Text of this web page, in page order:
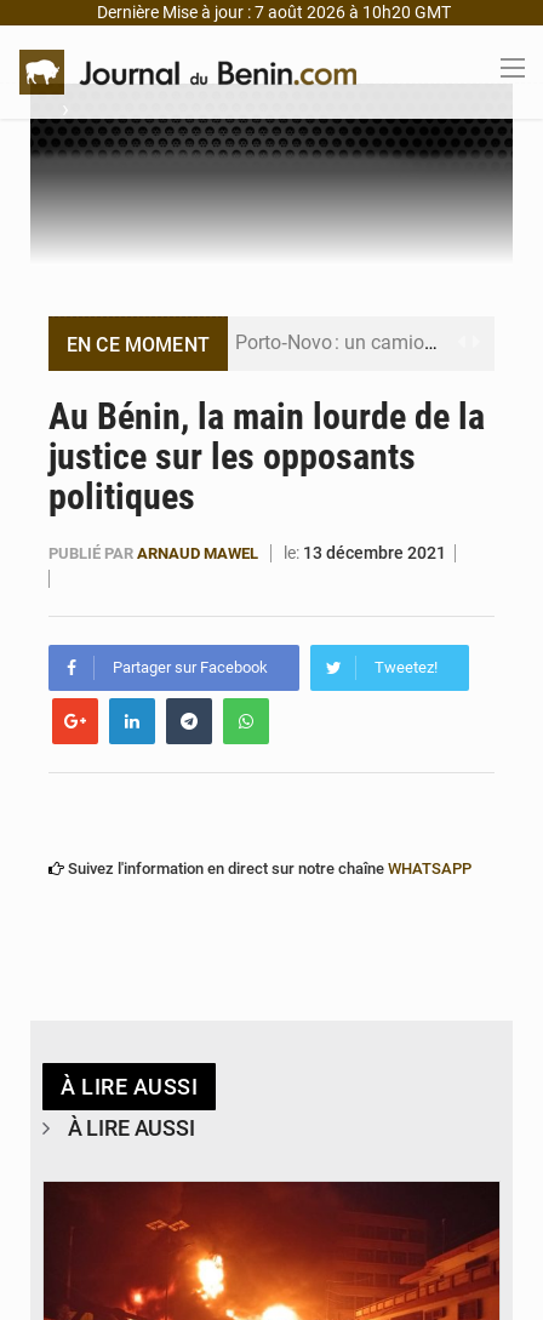
Dernière Mise à jour : 7 août 2026 à 10h20 GMT
›
EN CE MOMENT Porto‑Novo : un camion de produits pétroliers embrase Avakpa
Patrice Talon prend la tête du premier bureau du Sénat du Bénin
Bénin : Le CEG La Verdure de Ouèdo fait sa mue pour la rentrée
Au Bénin, la main lourde de la
justice sur les opposants
politiques
PUBLIÉ PAR ARNAUD MAWEL le: 13 décembre 2021
Partager sur Facebook Tweetez!
Suivez l'information en direct sur notre chaîne WHATSAPP
À LIRE AUSSI
À LIRE AUSSI